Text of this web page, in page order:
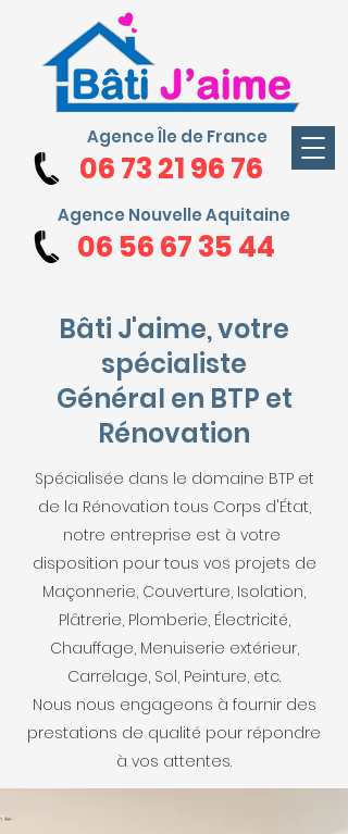
Agence Île de France
06 73 21 96 76
Agence Nouvelle Aquitaine
06 56 67 35 44
Bâti J'aime, votre
spécialiste
Général en BTP et
Rénovation
Spécialisée dans le domaine BTP et
de la Rénovation tous Corps d'État,
notre entreprise est à votre
disposition pour tous vos projets de
Maçonnerie, Couverture, Isolation,
Plâtrerie, Plomberie, Électricité,
Chauffage, Menuiserie extérieur,
Carrelage, Sol, Peinture, etc.
Nous nous engageons à fournir des
prestations de qualité pour répondre
à vos attentes.